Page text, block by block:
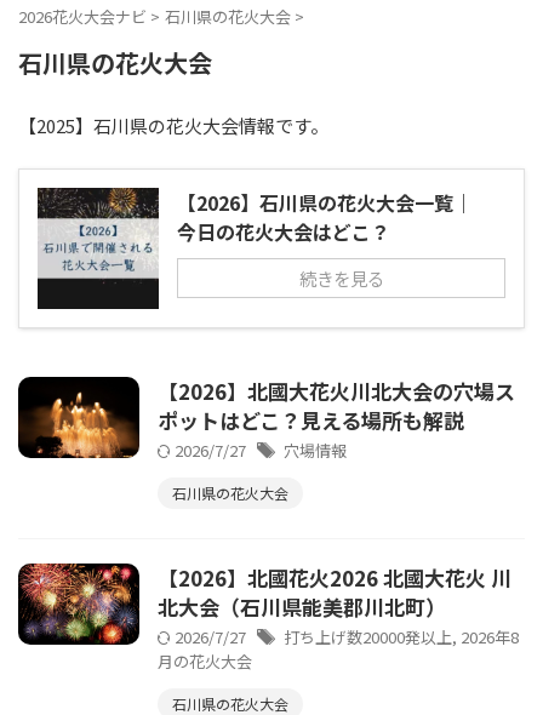
2026花火大会ナビ > 石川県の花火大会 >
石川県の花火大会
【2025】石川県の花火大会情報です。
【2026】石川県の花火大会一覧｜
今日の花火大会はどこ？
続きを見る
【2026】北國大花火川北大会の穴場ス
ポットはどこ？見える場所も解説
2026/7/27 穴場情報
石川県の花火大会
【2026】北國花火2026 北國大花火 川
北大会（石川県能美郡川北町）
2026/7/27 打ち上げ数20000発以上, 2026年8
月の花火大会
石川県の花火大会